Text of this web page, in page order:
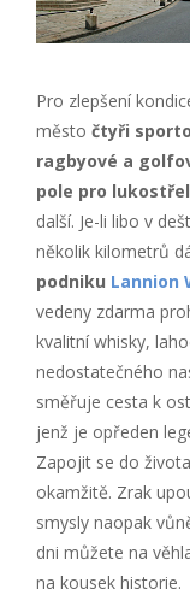
Pro zlepšení
město čtyři
ragbyové a
pole pro
další. Je-li libo v
několik kilometrů
podniku Lannion
vedeny zdarma
kvalitní whisky,
nedostatečného
směřuje cesta k
jenž je opředen
Zapojit se do
okamžitě. Zrak
smysly naopak
dni můžete na
na kousek historie.